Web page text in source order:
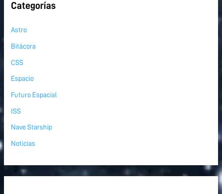
Categorías
Astro
Bitácora
CSS
Espacio
Futuro Espacial
ISS
Nave Starship
Noticias